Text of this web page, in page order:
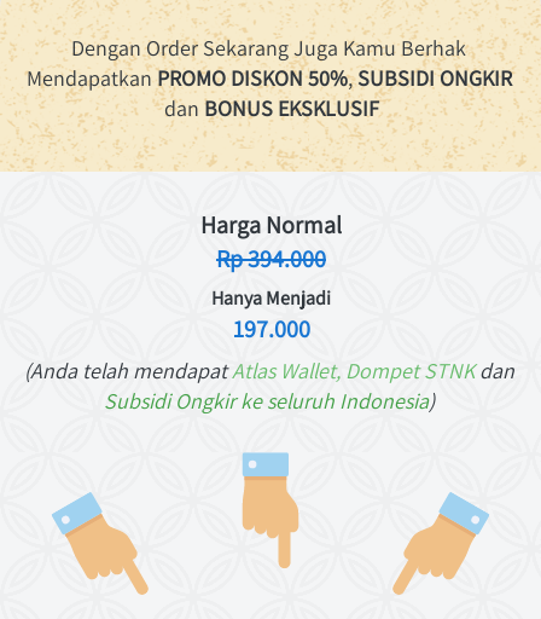
Dengan Order Sekarang Juga Kamu Berhak
Mendapatkan PROMO DISKON 50%, SUBSIDI ONGKIR
dan BONUS EKSKLUSIF
Harga Normal
Rp 394.000
Hanya Menjadi
197.000
(Anda telah mendapat Atlas Wallet, Dompet STNK dan
Subsidi Ongkir ke seluruh Indonesia)